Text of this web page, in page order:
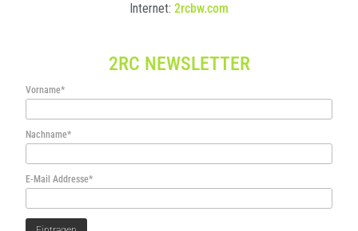
Internet: 2rcbw.com
2RC NEWSLETTER
Vorname*
Nachname*
E-Mail Addresse*